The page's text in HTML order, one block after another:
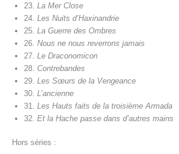
23. La Mer Close
24. Les Nuits d’Haxinandrie
25. La Guerre des Ombres
26. Nous ne nous reverrons jamais
27. Le Draconomicon
28. Contrebandes
29. Les Sœurs de la Vengeance
30. L’ancienne
31. Les Hauts faits de la troisième Armada
32. Et la Hache passe dans d’autres mains
Hors séries :